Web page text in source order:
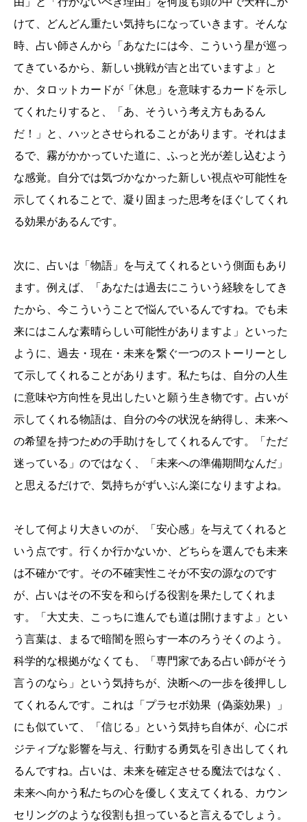
けて、どんどん重たい気持ちになっていきます。そんな
時、占い師さんから「あなたには今、こういう星が巡っ
てきているから、新しい挑戦が吉と出ていますよ」と
か、タロットカードが「休息」を意味するカードを示し
てくれたりすると、「あ、そういう考え方もあるん
だ！」と、ハッとさせられることがあります。それはま
るで、霧がかかっていた道に、ふっと光が差し込むよう
な感覚。自分では気づかなかった新しい視点や可能性を
示してくれることで、凝り固まった思考をほぐしてくれ
る効果があるんです。
次に、占いは「物語」を与えてくれるという側面もあり
ます。例えば、「あなたは過去にこういう経験をしてき
たから、今こういうことで悩んでいるんですね。でも未
来にはこんな素晴らしい可能性がありますよ」といった
ように、過去・現在・未来を繋ぐ一つのストーリーとし
て示してくれることがあります。私たちは、自分の人生
に意味や方向性を見出したいと願う生き物です。占いが
示してくれる物語は、自分の今の状況を納得し、未来へ
の希望を持つための手助けをしてくれるんです。「ただ
迷っている」のではなく、「未来への準備期間なんだ」
と思えるだけで、気持ちがずいぶん楽になりますよね。
そして何より大きいのが、「安心感」を与えてくれると
いう点です。行くか行かないか、どちらを選んでも未来
は不確かです。その不確実性こそが不安の源なのです
が、占いはその不安を和らげる役割を果たしてくれま
す。「大丈夫、こっちに進んでも道は開けますよ」とい
う言葉は、まるで暗闇を照らす一本のろうそくのよう。
科学的な根拠がなくても、「専門家である占い師がそう
言うのなら」という気持ちが、決断への一歩を後押しし
てくれるんです。これは「プラセボ効果（偽薬効果）」
にも似ていて、「信じる」という気持ち自体が、心にポ
ジティブな影響を与え、行動する勇気を引き出してくれ
るんですね。占いは、未来を確定させる魔法ではなく、
未来へ向かう私たちの心を優しく支えてくれる、カウン
セリングのような役割も担っていると言えるでしょう。